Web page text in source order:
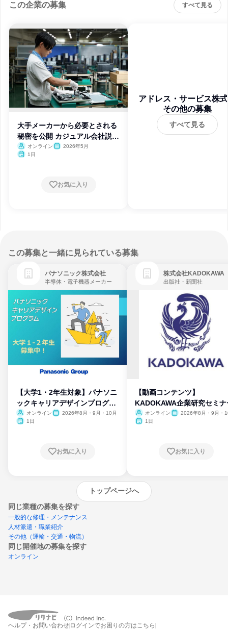
この企業の募集 すべて見る
大手メーカーから必要とされる
秘密を公開 カジュアル会社説明
会
オンライン
2026年5月
1日
お気に入り
アドレス・サービス株
社
その他の募集
すべて見る
この募集と一緒に見られている募集
パナソニック株式会社
半導体・電子機器メーカー
【大学1・2年生対象】パナソニ
ックキャリアデザインプログラ
ム
オンライン
2026年8月・9月・10月
1日
お気に入り
株式会社KADOKAWA
出版社・新聞社
【動画コンテンツ】
KADOKAWA企業研究セミナ
オンライン
2026年8月・9月・
1日
お気に入り
トップページへ
同じ業種の募集を探す
一般的な修理・メンテナンス
人材派遣・職業紹介
その他（運輸・交通・物流）
同じ開催地の募集を探す
オンライン
ヘルプ・お問い合わせ ログインでお困りの方はこちら